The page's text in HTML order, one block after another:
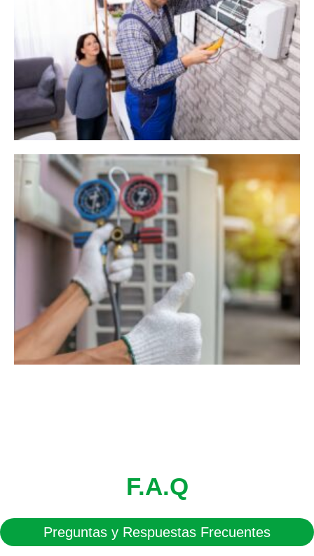
F.A.Q
Preguntas y Respuestas Frecuentes